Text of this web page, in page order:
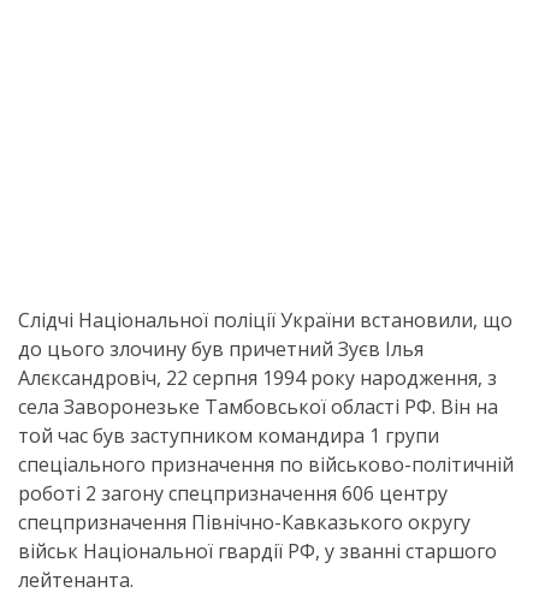
Слідчі Національної поліції України встановили, що
до цього злочину був причетний Зуєв Ілья
Алєксандровіч, 22 серпня 1994 року народження, з
села Заворонезьке Тамбовської області РФ. Він на
той час був заступником командира 1 групи
спеціального призначення по військово-політичній
роботі 2 загону спецпризначення 606 центру
спецпризначення Північно-Кавказького округу
військ Національної гвардії РФ, у званні старшого
лейтенанта.